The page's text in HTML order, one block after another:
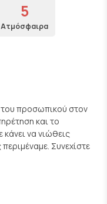
5
Ατμόσφαιρα
προσωπικού στον
και το
να νιώθεις
Συνεχίστε